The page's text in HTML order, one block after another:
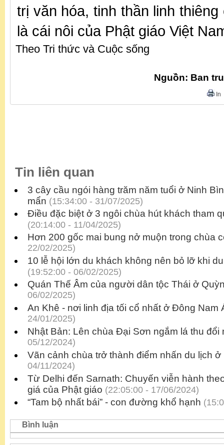
trị văn hóa, tinh thần linh
là cái nôi của Phật giáo Việt
Theo Tri thức và Cuộc sống
Nguồn: Ban
In
Tin liên quan
3 cây cầu ngói hàng trăm năm tuổi ở Ninh
mẩn (15:34:00 - 31/07/2025)
Điều đặc biệt ở 3 ngôi chùa hút khách tham
(20:14:00 - 11/04/2025)
Hơn 200 gốc mai bung nở muộn trong chùa
22/02/2025)
10 lễ hội lớn du khách không nên bỏ lỡ khi
(19:52:00 - 06/02/2025)
Quán Thế Âm của người dân tộc Thái ở
06/02/2025)
An Khê - nơi linh địa tối cổ nhất ở Đông Nam
24/01/2025)
Nhật Bản: Lên chùa Đại Sơn ngắm lá thu đổi
05/12/2024)
Vãn cảnh chùa trở thành điểm nhấn du lịch ở
04/11/2024)
Từ Delhi đến Sarnath: Chuyến viễn hành
giá của Phật giáo (22:05:00 - 17/06/2024)
“Tam bộ nhất bái” - con đường khổ hạnh
Bình luận